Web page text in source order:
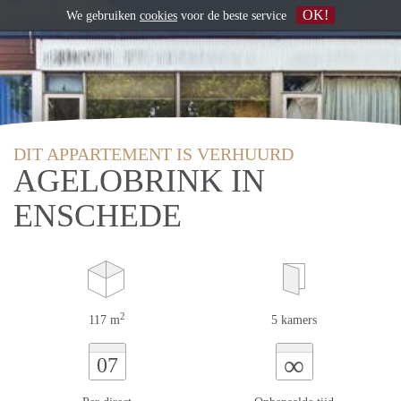
DIT APPARTEMENT IS VERHUURD
AGELOBRINK IN
ENSCHEDE
117 m2 5 kamers
07 ∞
We gebruiken cookies voor de beste service OK!